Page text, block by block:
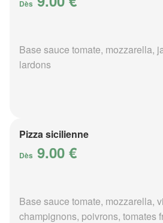
Dès
Base sauce tomate, mozzarella,
lardons
Pizza sicilienne
Dès 9.00 €
Base sauce tomate, mozzarella,
champignons, poivrons, tomates